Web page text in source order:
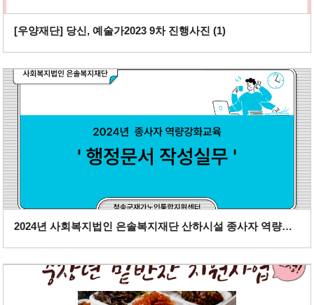
[우양재단] 당신, 예술가2023 9차 진행사진 (1)
2024년 사회복지법인 은솔복지재단 산하시설 종사자 역량강화교육 (